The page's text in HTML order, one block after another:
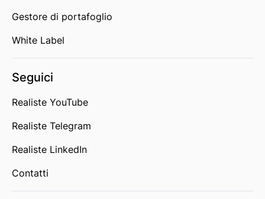
Gestore di portafoglio
White Label
Seguici
Realiste YouTube
Realiste Telegram
Realiste LinkedIn
Contatti